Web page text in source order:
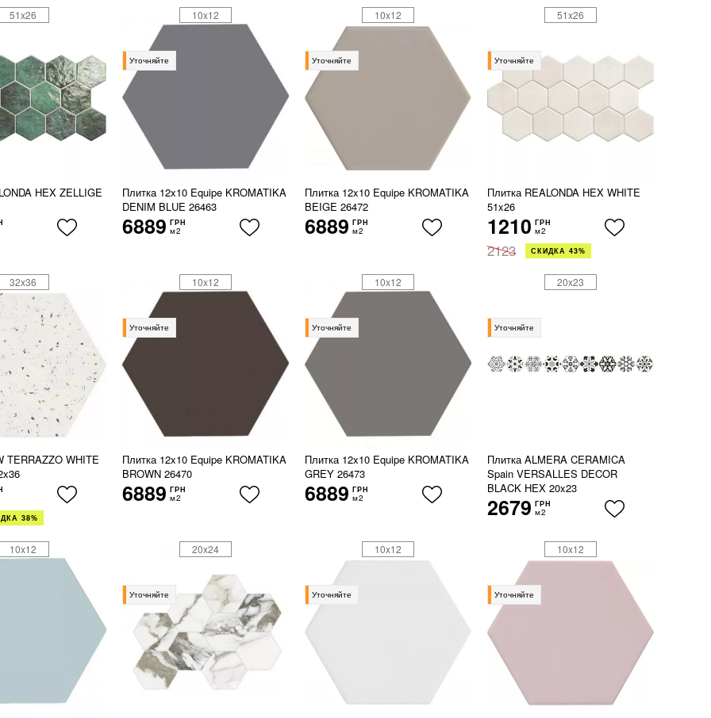
HEX ZELLIGE
51x26
Уточняйте
Плитка 12x10 Equipe KROMATIKA
DENIM BLUE 26463
6889 ГРН
м2
10x12
Уточняйте
Плитка 12x10 Equipe KROMATIKA
BEIGE 26472
6889 ГРН
м2
10x12
Уточняйте
Плитка REALONDA HEX WHITE
51x26
1210 ГРН
м2
2123 СКИДКА 43%
51x26
TERRAZZO WHITE
38%
32x36
Уточняйте
Плитка 12x10 Equipe KROMATIKA
BROWN 26470
6889 ГРН
м2
10x12
Уточняйте
Плитка 12x10 Equipe KROMATIKA
GREY 26473
6889 ГРН
м2
10x12
Уточняйте
Плитка ALMERA CERAMICA
Spain VERSALLES DECOR
BLACK HEX 20x23
2679 ГРН
м2
20x23
10x12
Уточняйте
20x24
Уточняйте
10x12
Уточняйте
10x12